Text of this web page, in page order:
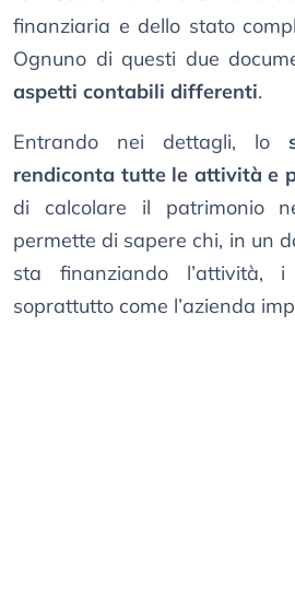
finanziaria e dello stato
Ognuno di questi due
aspetti contabili differenti.
Entrando nei dettagli, lo
rendiconta tutte le attività e
di calcolare il patrimonio
permette di sapere chi, in un
sta finanziando l’attività,
soprattutto come l’azienda